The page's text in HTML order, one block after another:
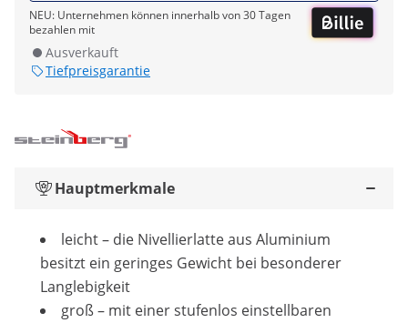
NEU: Unternehmen können innerhalb von 30 Tagen
bezahlen mit
Ausverkauft
Tiefpreisgarantie
Hauptmerkmale
leicht – die Nivellierlatte aus Aluminium
besitzt ein geringes Gewicht bei besonderer
Langlebigkeit
groß – mit einer stufenlos einstellbaren